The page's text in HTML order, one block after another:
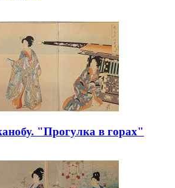
"Прогулка в горах"